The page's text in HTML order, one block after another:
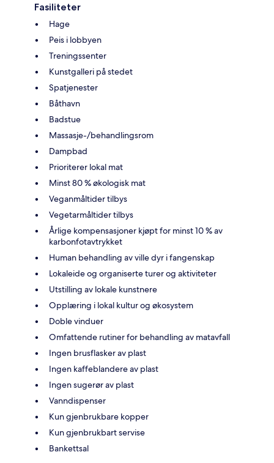
Fasiliteter
Hage
Peis i lobbyen
Treningssenter
Kunstgalleri på stedet
Spatjenester
Båthavn
Badstue
Massasje-/behandlingsrom
Dampbad
Prioriterer lokal mat
Minst 80 % økologisk mat
Veganmåltider tilbys
Vegetarmåltider tilbys
Årlige kompensasjoner kjøpt for minst 10 % av
karbonfotavtrykket
Human behandling av ville dyr i fangenskap
Lokaleide og organiserte turer og aktiviteter
Utstilling av lokale kunstnere
Opplæring i lokal kultur og økosystem
Doble vinduer
Omfattende rutiner for behandling av matavfall
Ingen brusflasker av plast
Ingen kaffeblandere av plast
Ingen sugerør av plast
Vanndispenser
Kun gjenbrukbare kopper
Kun gjenbrukbart servise
Bankettsal